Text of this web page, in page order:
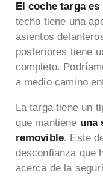
El coche targa
techo tiene una
asientos
posteriores tiene
completo.
a medio camino
La targa tiene un
que mantiene una
removible. Este
desconfianza que
acerca de la